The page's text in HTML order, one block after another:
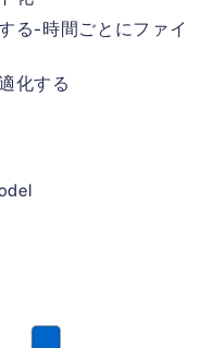
る-時間ごとにファイ
化する